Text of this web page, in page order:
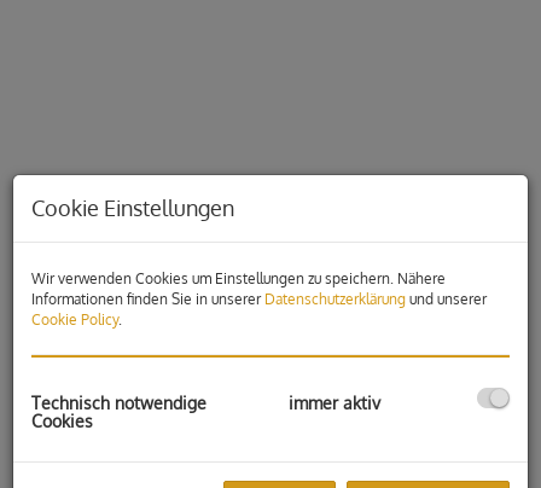
Beschreibung
Unternehmen!
Größenordnungen zur Vermietung.
Der attraktive Gewerbestandort liegt direkt am Stadtrand von
Cookie Einstellungen
Wir verwenden Cookies um Einstellungen zu speichern. Nähere
Informationen finden Sie in unserer Datenschutzerklärung und unserer
Cookie Policy.
Technisch notwendige
Cookies
immer aktiv